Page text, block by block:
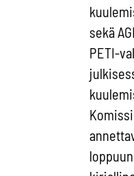
sekä
PETI-